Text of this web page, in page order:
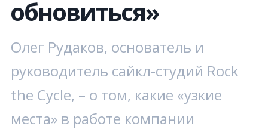
обновиться»
Олег Рудаков, основатель и
руководитель сайкл-студий Rock
the Cycle, – о том, какие «узкие
места» в работе компании